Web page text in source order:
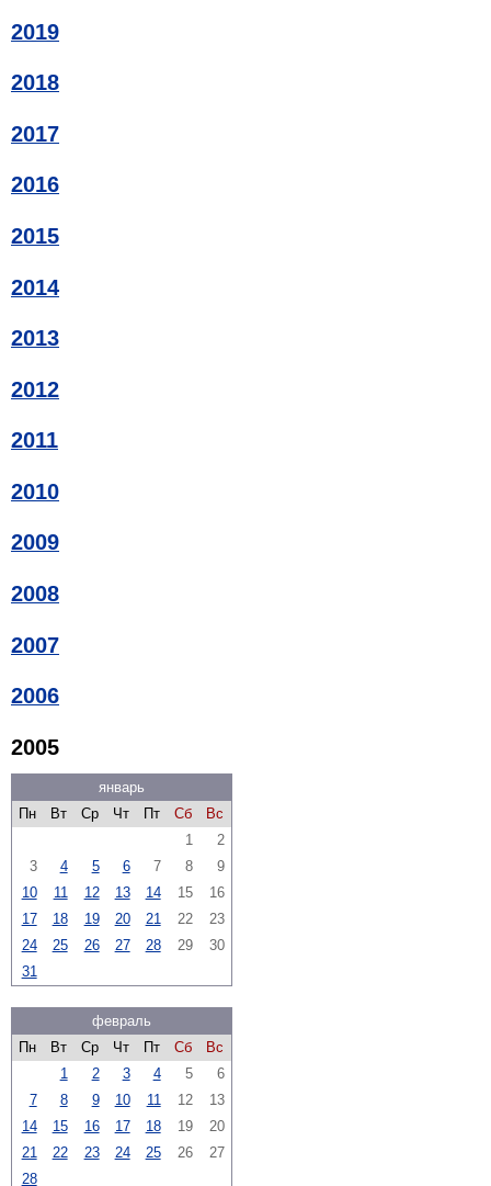
2019
2018
2017
2016
2015
2014
2013
2012
2011
2010
2009
2008
2007
2006
2005
январь
Пн
Вт Ср Чт Пт Сб
Вс
1
2
3
4 5 6 7 8
9
10
11 12 13 14 15
16
17
18 19 20 21 22
23
24
25 26 27 28 29
30
31
февраль
Пн
Вт Ср Чт Пт Сб
Вс
1
2 3 4 5
6
7
8 9 10 11 12
13
14
15 16 17 18 19
20
21
22 23 24 25 26
27
28